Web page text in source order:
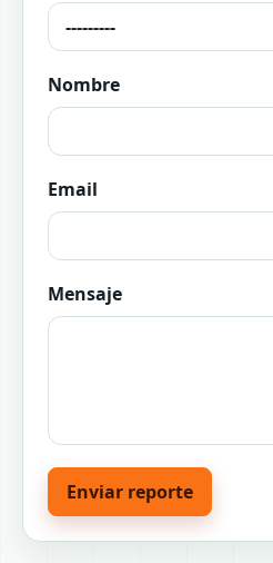
Nombre
Email
Mensaje
Enviar reporte